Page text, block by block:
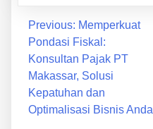
Previous: Memperkuat
Pondasi Fiskal:
Konsultan Pajak PT
Makassar, Solusi
Kepatuhan dan
Optimalisasi Bisnis Anda